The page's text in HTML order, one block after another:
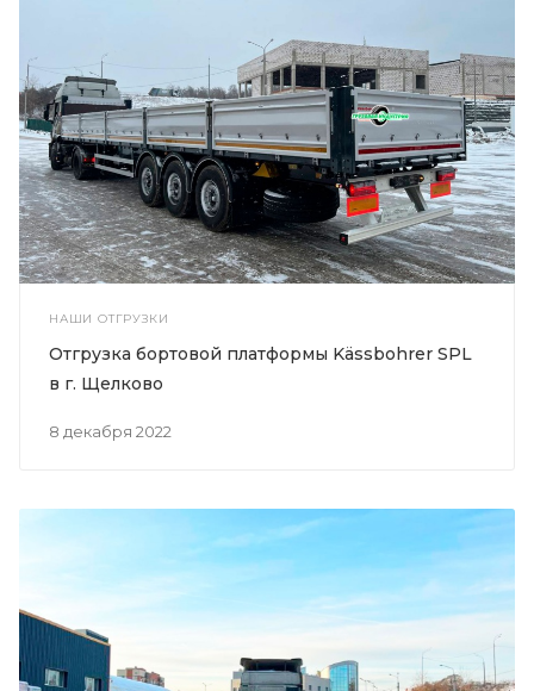
НАШИ ОТГРУЗКИ
8 декабря 2022
Отгрузка бортовой платформы Kässbohrer SPL
в г. Щелково